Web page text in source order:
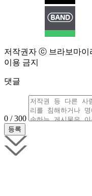
저작권자 ⓒ 브라보마이
이용 금지
댓글
0 / 300